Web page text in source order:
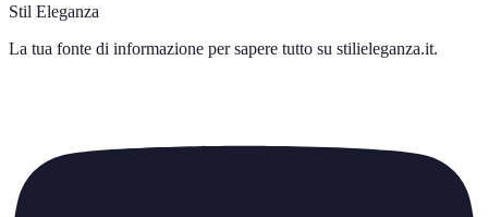
Stil Eleganza
La tua fonte di informazione per sapere tutto su stilieleganza.it.